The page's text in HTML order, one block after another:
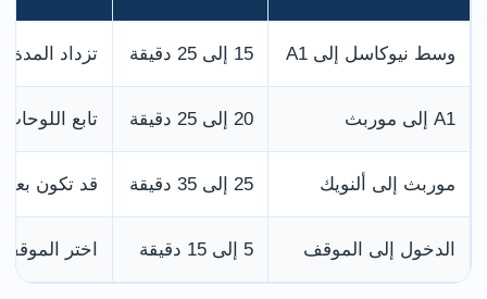
وسط نيوكاسل إلى A1 15 إلى 25 دقيقة تزداد المدة
A1 إلى موربث 20 إلى 25 دقيقة تابع
موربث إلى ألنويك 25 إلى 35 دقيقة قد تكون
الدخول إلى الموقف 5 إلى 15 دقيقة اختر